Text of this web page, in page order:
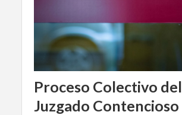
Proceso Colectivo del
Juzgado Contencioso